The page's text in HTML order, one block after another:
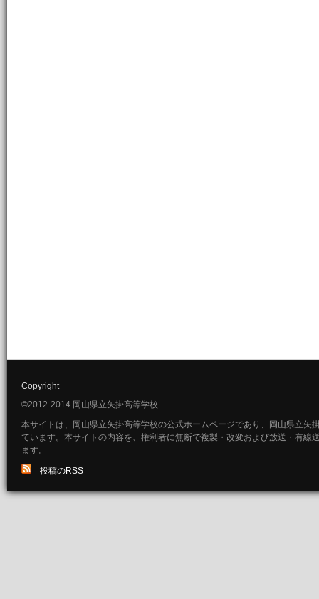
Copyright
©2012-2014 岡山県立矢掛高等学校
本サイトは、岡山県立矢掛高等学校の公式ホームページであり、岡山県立矢
ています。本サイトの内容を、権利者に無断で複製・改変および放送・有線
ます。
投稿のRSS